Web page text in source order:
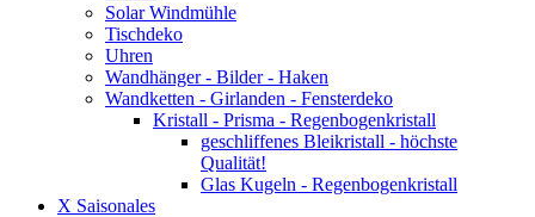
Solar Windmühle
Tischdeko
Uhren
Wandhänger - Bilder - Haken
Wandketten - Girlanden - Fensterdeko
Kristall - Prisma - Regenbogenkristall
geschliffenes Bleikristall - höchste
Qualität!
Glas Kugeln - Regenbogenkristall
X Saisonales